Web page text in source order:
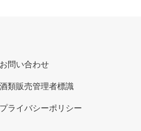
お問い合わせ
酒類販売管理者標識
プライバシーポリシー